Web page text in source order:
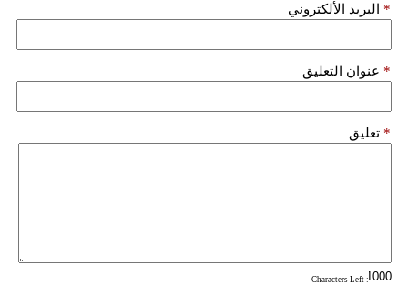
مرأة
وتكنولوجيا
البريد الألكتروني *
عنوان التعليق *
تعليق *
: Characters Left